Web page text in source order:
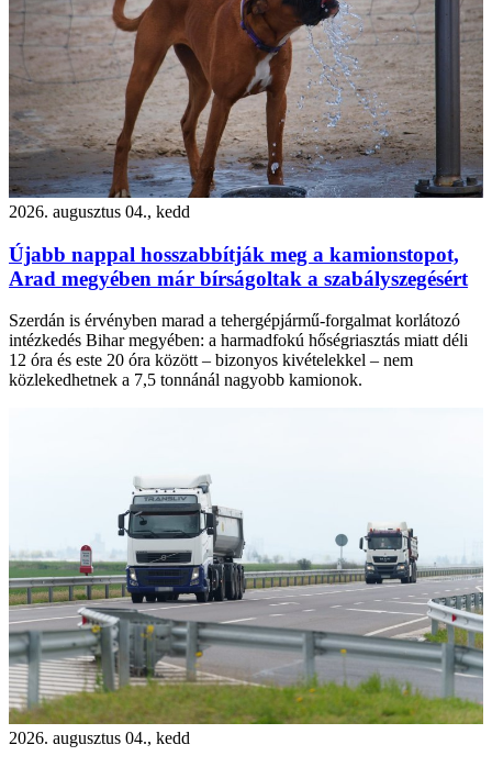
2026. augusztus 04., kedd
Újabb nappal hosszabbítják meg a kamionstopot,
Arad megyében már bírságoltak a szabályszegésért
Szerdán is érvényben marad a tehergépjármű-forgalmat korlátozó
intézkedés Bihar megyében: a harmadfokú hőségriasztás miatt déli
12 óra és este 20 óra között – bizonyos kivételekkel – nem
közlekedhetnek a 7,5 tonnánál nagyobb kamionok.
2026. augusztus 04., kedd